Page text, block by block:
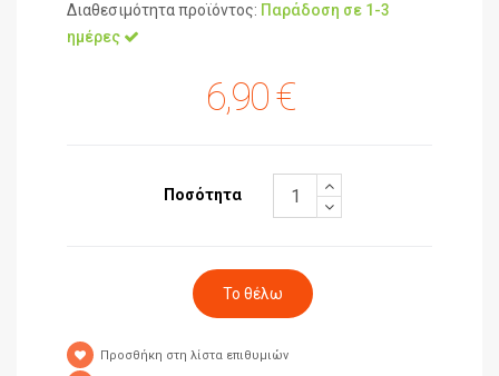
Διαθεσιμότητα προϊόντος: Παράδοση σε 1-3
ημέρες
6,90 €
Ποσότητα
Προσθήκη στη λίστα επιθυμιών